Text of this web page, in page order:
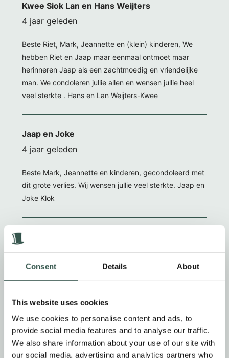
Consent Details About
This website uses cookies
We use cookies to personalise content and ads, to
provide social media features and to analyse our traffic.
We also share information about your use of our site with
our social media, advertising and analytics partners who
Kwee Siok Lan en Hans Weijters
4 jaar geleden
Beste Riet, Mark, Jeannette en (klein) kinderen, We
hebben Riet en Jaap maar eenmaal ontmoet maar
herinneren Jaap als een zachtmoedig en vriendelijke
man. We condoleren jullie allen en wensen jullie heel
veel sterkte . Hans en Lan Weijters-Kwee
Jaap en Joke
4 jaar geleden
Beste Mark, Jeannette en kinderen, gecondoleerd met
dit grote verlies. Wij wensen jullie veel sterkte. Jaap en
Joke Klok
Richard en Christine Franzel
4 jaar geleden
schoonvader en opa. Heel veel sterkte toegewenst.
Richard en Christine Franzel
Hans en Thea